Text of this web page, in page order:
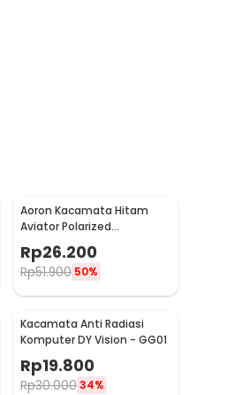
Aoron Kacamata Hitam
Aviator Polarized
Sunglasses UV Protection -
RB2132
Rp26.200
Rp51.900 50%
Kacamata Anti Radiasi
Komputer DY Vision - GG01
Rp19.800
Rp30.00034%